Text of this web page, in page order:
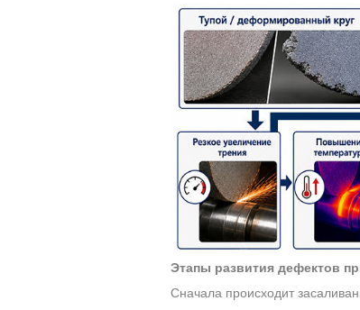
Этапы развития дефектов
Сначала происходит